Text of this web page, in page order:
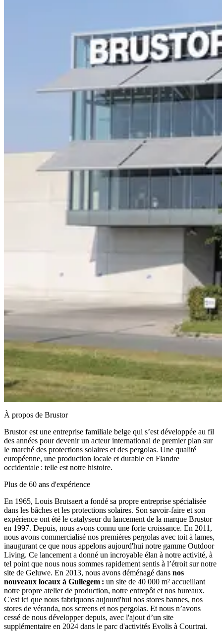
À propos de Brustor
Brustor est une entreprise familiale belge qui s’est développée au fil
des années pour devenir un acteur international de premier plan sur
le marché des protections solaires et des pergolas. Une qualité
européenne, une production locale et durable en Flandre
occidentale : telle est notre histoire.
Plus de 60 ans d'expérience
En 1965, Louis Brutsaert a fondé sa propre entreprise spécialisée
dans les bâches et les protections solaires. Son savoir-faire et son
expérience ont été le catalyseur du lancement de la marque Brustor
en 1997. Depuis, nous avons connu une forte croissance. En 2011,
nous avons commercialisé nos premières pergolas avec toit à lames,
inaugurant ce que nous appelons aujourd'hui notre gamme Outdoor
Living. Ce lancement a donné un incroyable élan à notre activité, à
tel point que nous nous sommes rapidement sentis à l’étroit sur notre
site de Geluwe. En 2013, nous avons déménagé dans nos
nouveaux locaux à Gullegem : un site de 40 000 m² accueillant
notre propre atelier de production, notre entrepôt et nos bureaux.
C'est ici que nous fabriquons aujourd'hui nos stores bannes, nos
stores de véranda, nos screens et nos pergolas. Et nous n’avons
cessé de nous développer depuis, avec l'ajout d’un site
supplémentaire en 2024 dans le parc d'activités Evolis à Courtrai.